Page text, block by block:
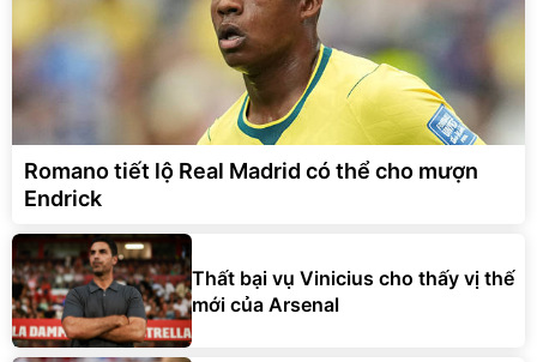
Romano tiết lộ Real Madrid có thể cho mượn
Endrick
Thất bại vụ Vinicius cho thấy vị thế
mới của Arsenal